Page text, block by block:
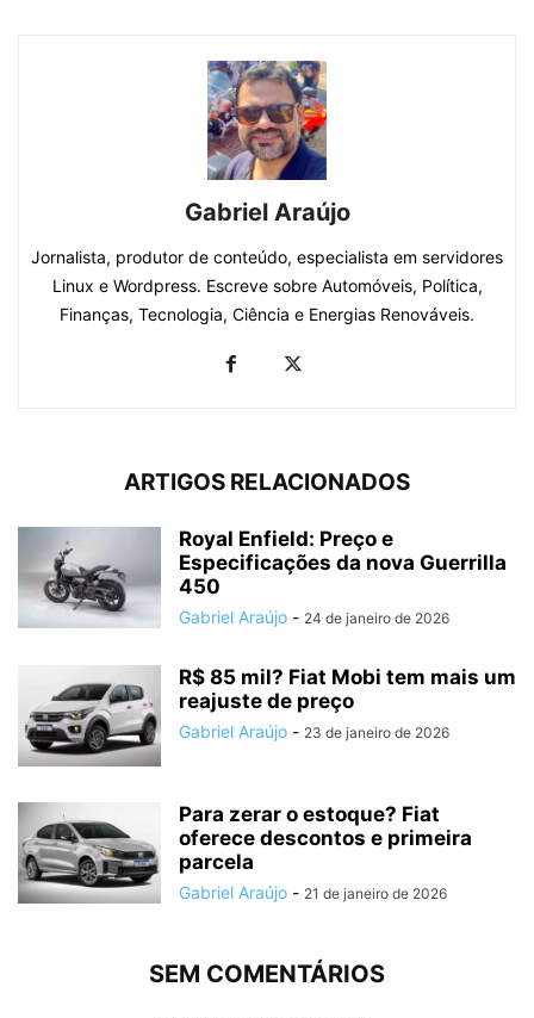
Gabriel Araújo
Jornalista, produtor de conteúdo, especialista em servidores
Linux e Wordpress. Escreve sobre Automóveis, Política,
Finanças, Tecnologia, Ciência e Energias Renováveis.
ARTIGOS RELACIONADOS
Royal Enfield: Preço e
Especificações da nova Guerrilla
450
Gabriel Araújo - 24 de janeiro de 2026
R$ 85 mil? Fiat Mobi tem mais um
reajuste de preço
Gabriel Araújo - 23 de janeiro de 2026
Para zerar o estoque? Fiat
oferece descontos e primeira
parcela
Gabriel Araújo - 21 de janeiro de 2026
SEM COMENTÁRIOS